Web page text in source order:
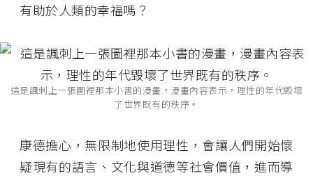
有助於人類的幸福嗎？
這是諷刺上一張圖裡那本小書的漫畫，漫畫內容表示，理性的年代毀壞
了世界既有的秩序。
康德擔心，無限制地使用理性，會讓人們開始懷
疑現有的語言、文化與道德等社會價值，進而導